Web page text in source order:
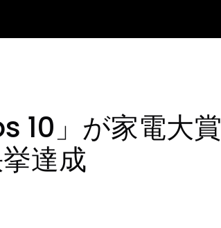
10」が家電大賞
達成